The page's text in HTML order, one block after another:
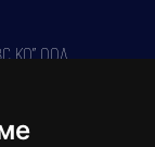
КО" ООД,